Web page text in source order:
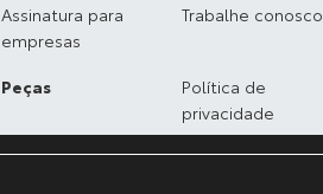
Assinatura para
empresas
Peças
Trabalhe conosco
Política de
privacidade